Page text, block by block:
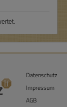
Datenschutz
Impressum
AGB